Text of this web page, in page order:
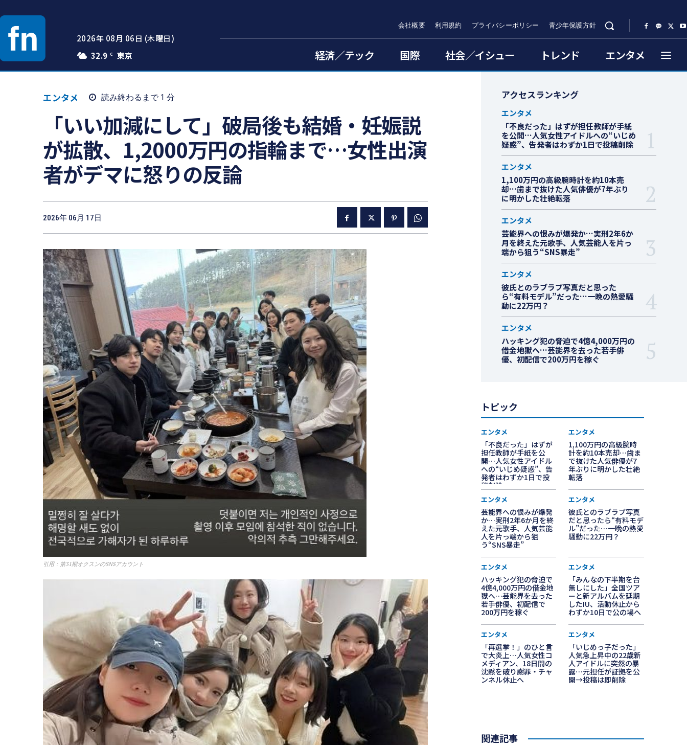
2026年 08月 06日 (木曜日)
32.9 C
会社概要 利用規約 プライバシーポリシー 青少年保護方針
経済／テック 国際 社会／イシュー トレンド エンタメ
エンタメ 読み終わるまで 1 分
「いい加減にして」破局後も結婚・妊娠説
が拡散、1,2000万円の指輪まで…女性出演
者がデマに怒りの反論
2026年 06月 17日
引用：第31期オクスンのSNSアカウント
アクセスランキング
エンタメ
「不良だった」はずが担任教師が手紙
を公開…人気女性アイドルへの“いじめ
疑惑”、告発者はわずか1日で投稿削除
エンタメ
1,100万円の高級腕時計を約10本売
却…歯まで抜けた人気俳優が7年ぶり
に明かした壮絶転落
エンタメ
芸能界への恨みが爆発か…実刑2年6か
月を終えた元歌手、人気芸能人を片っ
端から狙う“SNS暴走”
エンタメ
彼氏とのラブラブ写真だと思った
ら“有料モデル”だった…一晩の熱愛騒
動に22万円？
エンタメ
ハッキング犯の脅迫で4億4,000万円の
借金地獄へ…芸能界を去った若手俳
優、初配信で200万円を稼ぐ
トピック
エンタメ
「不良だった」はずが
担任教師が手紙を公
開…人気女性アイドル
への“いじめ疑惑”、告
発者はわずか1日で投
稿削除
エンタメ
1,100万円の高級腕時
計を約10本売却…歯ま
で抜けた人気俳優が7
年ぶりに明かした壮絶
転落
エンタメ
芸能界への恨みが爆発
か…実刑2年6か月を終
えた元歌手、人気芸能
人を片っ端から狙
う“SNS暴走”
エンタメ
彼氏とのラブラブ写真
だと思ったら“有料モデ
ル”だった…一晩の熱愛
騒動に22万円？
エンタメ
ハッキング犯の脅迫で
4億4,000万円の借金地
獄へ…芸能界を去った
若手俳優、初配信で
200万円を稼ぐ
エンタメ
「みんなの下半期を台
無しにした」全国ツア
ーと新アルバムを延期
したIU、活動休止から
わずか10日で公の場へ
エンタメ
「再選挙！」のひと言
で大炎上…人気女性コ
メディアン、18日間の
沈黙を破り謝罪・チャ
ンネル休止へ
エンタメ
「いじめっ子だった」
人気急上昇中の22歳新
人アイドルに突然の暴
露…元担任が証拠を公
開→投稿は即削除
関連記事